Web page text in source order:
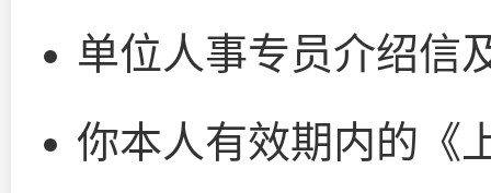
单位人事专员介绍信
你本人有效期内的《